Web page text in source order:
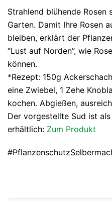
Strahlend blühende Rosen
Garten. Damit Ihre Rosen
bleiben, erklärt der
“Lust auf Norden”, wie
können.
*Rezept: 150g
eine Zwiebel, 1 Zehe
kochen. Abgießen,
Der vorgestellte Sud ist als
erhältlich: Zum Produkt